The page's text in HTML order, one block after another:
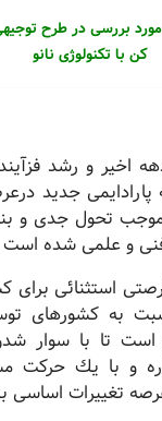
بررسی در طرح
کن با تکنولوژی نانو
اخیر و رشد
پارادایمی جدید
تحول جدی و
و علمی شده
استثنائی
به كشورهای
است تا با سوار
و با یك حركت
تغییرات اساسی